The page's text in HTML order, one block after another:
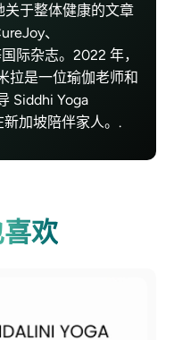
于整体健康的文章
、
际杂志。2022 年，
拉是一位瑜伽老师和
Siddhi Yoga
加坡陪伴家人。.
欢